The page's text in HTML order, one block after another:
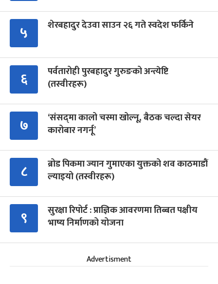
५ शेरबहादुर देउवा साउन २६ गते स्वदेश फर्किने
६
पर्वतारोही पुरबहादुर गुरुङको अन्त्येष्टि
(तस्वीरहरू)
७
‘संसद्‍मा कालो चस्मा खोल्नू, बैठक चल्दा सेयर
कारोबार नगर्नू’
८
ब्रोड पिकमा ज्यान गुमाएका युक्तको शव काठमाडौं
ल्याइयो (तस्वीरहरू)
९
सुरक्षा रिपोर्ट : प्राज्ञिक आवरणमा तिब्बत पक्षीय
भाष्य निर्माणको योजना
Advertisment